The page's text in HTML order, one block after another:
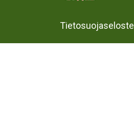
Tietosuojaseloste